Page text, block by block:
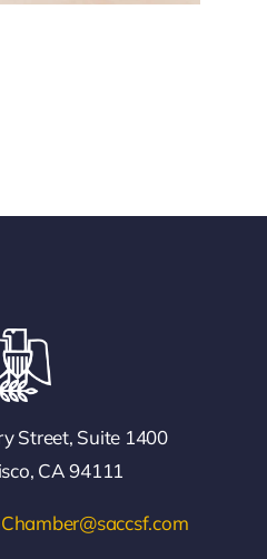
Street, Suite 1400
CA 94111